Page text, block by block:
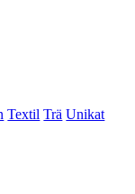
Textil Trä Unikat